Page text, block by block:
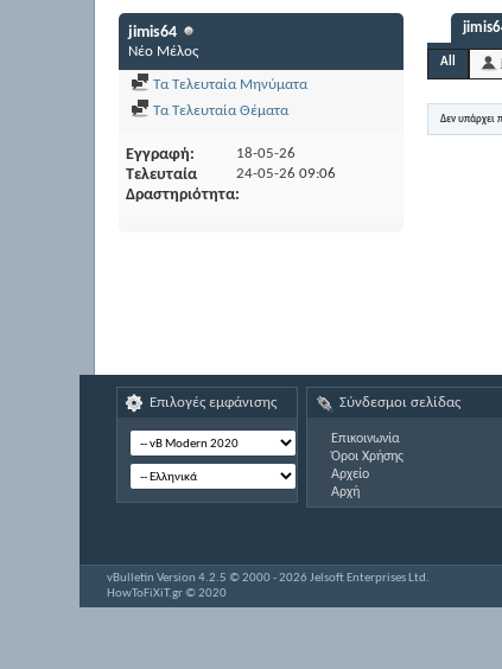
jimis64
Νέο Μέλος
Τα Τελευταία Μηνύματα
Τα Τελευταία Θέματα
Εγγραφή 18-05-26
Τελευταία
Δραστηριότητα
24-05-2609:06
All
Δεν υπάρχει
Επιλογές εμφάνισης Σύνδεσμοι σελίδας
Επικοινωνία
Όροι Χρήσης
Αρχείο
Αρχή
vBulletin Version 4.2.5 © 2000 - 2026 Jelsoft Enterprises Ltd.
HowToFiXiT.gr © 2020